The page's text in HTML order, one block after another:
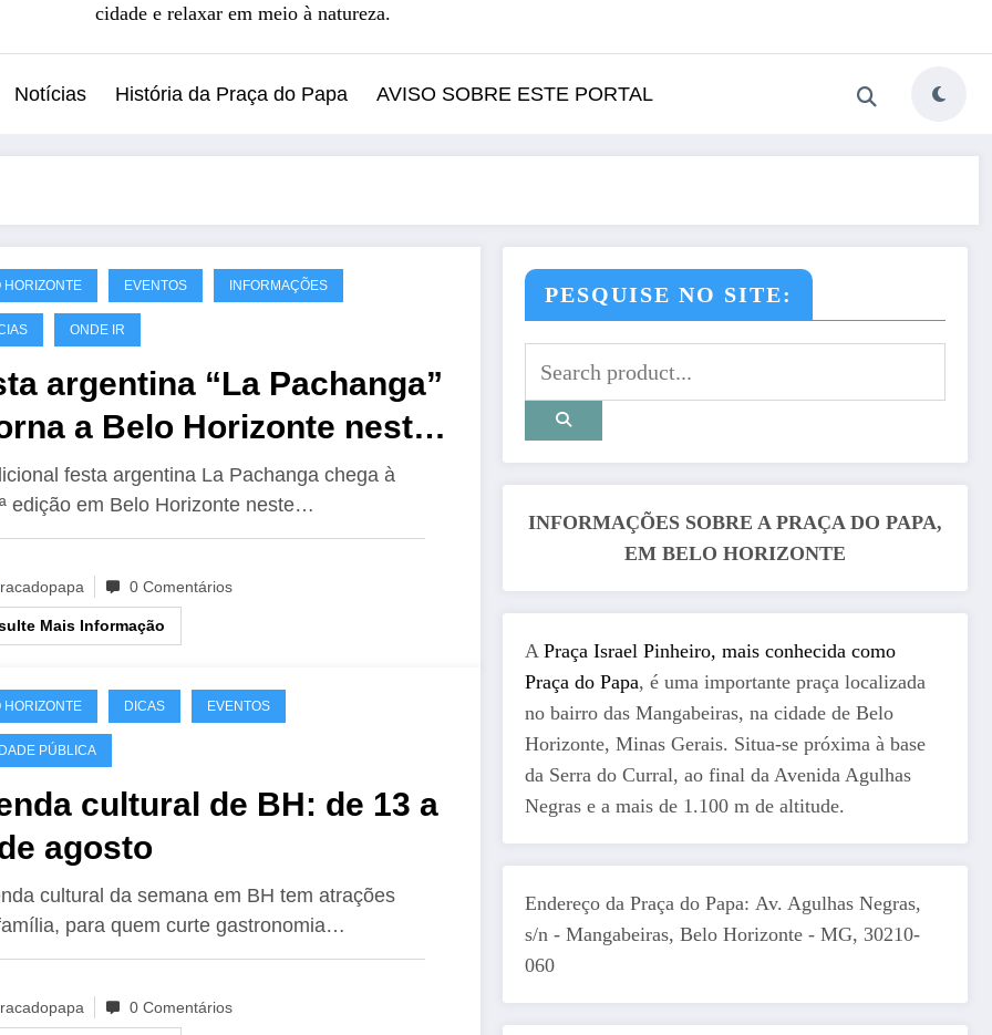
cidade e relaxar em meio à natureza.
Notícias História da Praça do Papa AVISO SOBRE ESTE PORTAL
HORIZONTE EVENTOS INFORMAÇÕES
ONDE IR
argentina “La Pachanga”
a Belo Horizonte neste
semana
festa argentina La Pachanga chega à
edição em Belo Horizonte neste…
0 Comentários
Mais Informação
HORIZONTE DICAS EVENTOS
PÚBLICA
cultural de BH: de 13 a
agosto
cultural da semana em BH tem atrações
para quem curte gastronomia…
0 Comentários
PESQUISE NO SITE:
INFORMAÇÕES SOBRE A PRAÇA DO PAPA,
EM BELO HORIZONTE
APraça Israel Pinheiro, mais conhecida como
Praça do Papa, é uma importante praça localizada
no bairro das Mangabeiras, na cidade de Belo
Horizonte, Minas Gerais. Situa-se próxima à base
da Serra do Curral, ao final da Avenida Agulhas
Negras e a mais de 1.100 m de altitude.
Endereço da Praça do Papa: Av. Agulhas Negras,
s/n - Mangabeiras, Belo Horizonte - MG, 30210-
060